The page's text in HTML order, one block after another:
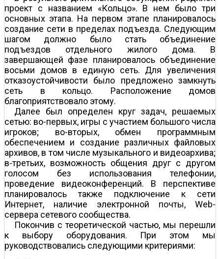
проект с названием «Кольцо». В нем было три
основных этапа. На первом этапе планировалось
создание сети в пределах подъезда. Следующим
шагом должно было стать объединение
подъездов отдельного жилого дома. В
завершающей фазе планировалось объединение
восьми домов в единую сеть. Для увеличения
отказоустойчивости было предложено замкнуть
сеть в кольцо. Расположение домов
благоприятствовало этому.
Далее был определен круг задач, решаемых
сетью: во-первых, игры с участием большого числа
игроков; во-вторых, обмен программным
обеспечением и создание различных файловых
архивов, в том числе музыкального и видеоархива;
в-третьих, возможность общения друг с другом
голосом без использования телефонии,
проведение видеоконференций. В перспективе
планировалось также подключение к сети
Интернет, наличие электронной почты, Web-
сервера сетевого сообщества.
Покончив с теоретической частью, мы перешли
к выбору оборудования. При этом мы
руководствовались следующими критериями: